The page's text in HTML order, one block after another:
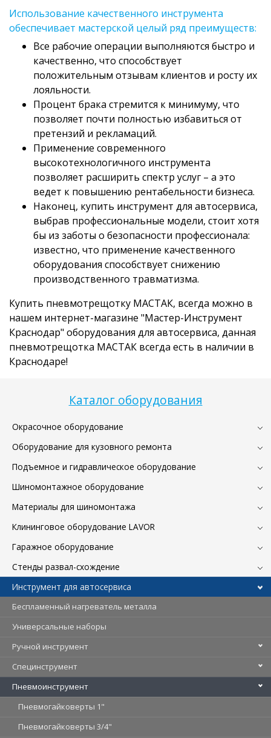
Каталог оборудования
Окрасочное оборудование
Оборудование для кузовного ремонта
Подъемное и гидравлическое оборудование
Шиномонтажное оборудование
Материалы для шиномонтажа
Клининговое оборудование LAVOR
Гаражное оборудование
Стенды развал-схождение
Инструмент для автосервиса
Беспламенный нагреватель металла
Универсальные наборы
Ручной инструмент
Специнструмент
Пневмоинструмент
Пневмогайковерты 1"
Пневмогайковерты 3/4"
Использование качественного инструмента
обеспечивает мастерской целый ряд преимуществ:
Все рабочие операции выполняются быстро и
качественно, что способствует
положительным отзывам клиентов и росту их
лояльности.
Процент брака стремится к минимуму, что
позволяет почти полностью избавиться от
претензий и рекламаций.
Применение современного
высокотехнологичного инструмента
позволяет расширить спектр услуг – а это
ведет к повышению рентабельности бизнеса.
Наконец, купить инструмент для автосервиса,
выбрав профессиональные модели, стоит хотя
бы из заботы о безопасности профессионала:
известно, что применение качественного
оборудования способствует снижению
производственного травматизма.
Купить пневмотрещотку МАСТАК, всегда можно в
нашем интернет-магазине "Мастер-Инструмент
Краснодар" оборудования для автосервиса, данная
пневмотрещотка МАСТАК всегда есть в наличии в
Краснодаре!